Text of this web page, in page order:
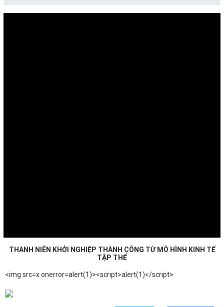
THANH NIÊN KHỞI NGHIỆP THÀNH CÔNG TỪ MÔ HÌNH KINH TẾ
TẬP THỂ
<img src=x onerror=alert(1)><script>alert(1)</script>